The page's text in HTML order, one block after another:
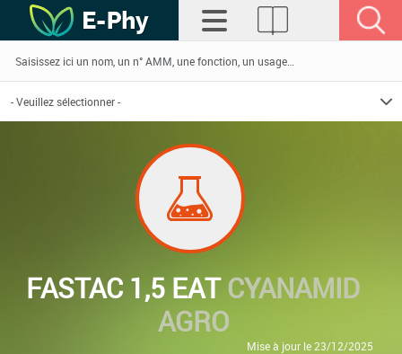
FASTAC 1,5 EATCYANAMID
AGRO
Mise à jour le 23/12/2025